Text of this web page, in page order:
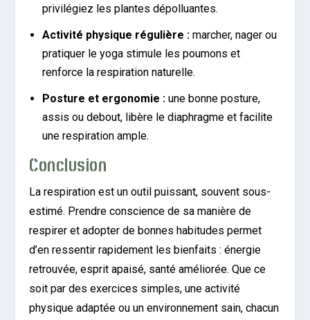
privilégiez les plantes dépolluantes.
Activité physique régulière :marcher, nager ou
pratiquer le yoga stimule les poumons et
renforce la respiration naturelle.
Posture et ergonomie :une bonne posture,
assis ou debout, libère le diaphragme et facilite
une respiration ample.
Conclusion
La respiration est un outil puissant, souvent sous-
estimé. Prendre conscience de sa manière de
respirer et adopter de bonnes habitudes permet
d’en ressentir rapidement les bienfaits : énergie
retrouvée, esprit apaisé, santé améliorée. Que ce
soit par des exercices simples, une activité
physique adaptée ou un environnement sain, chacun